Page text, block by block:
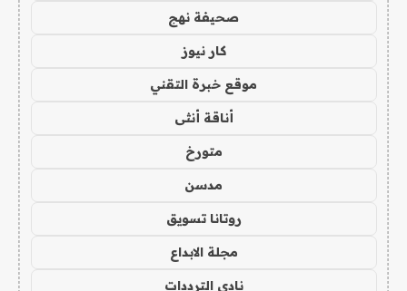
صحيفة نهج
كار نيوز
موقع خبرة التقني
أناقة أنثى
متورخ
مدسن
روتانا تسويق
مجلة الابداع
نادي الترددات